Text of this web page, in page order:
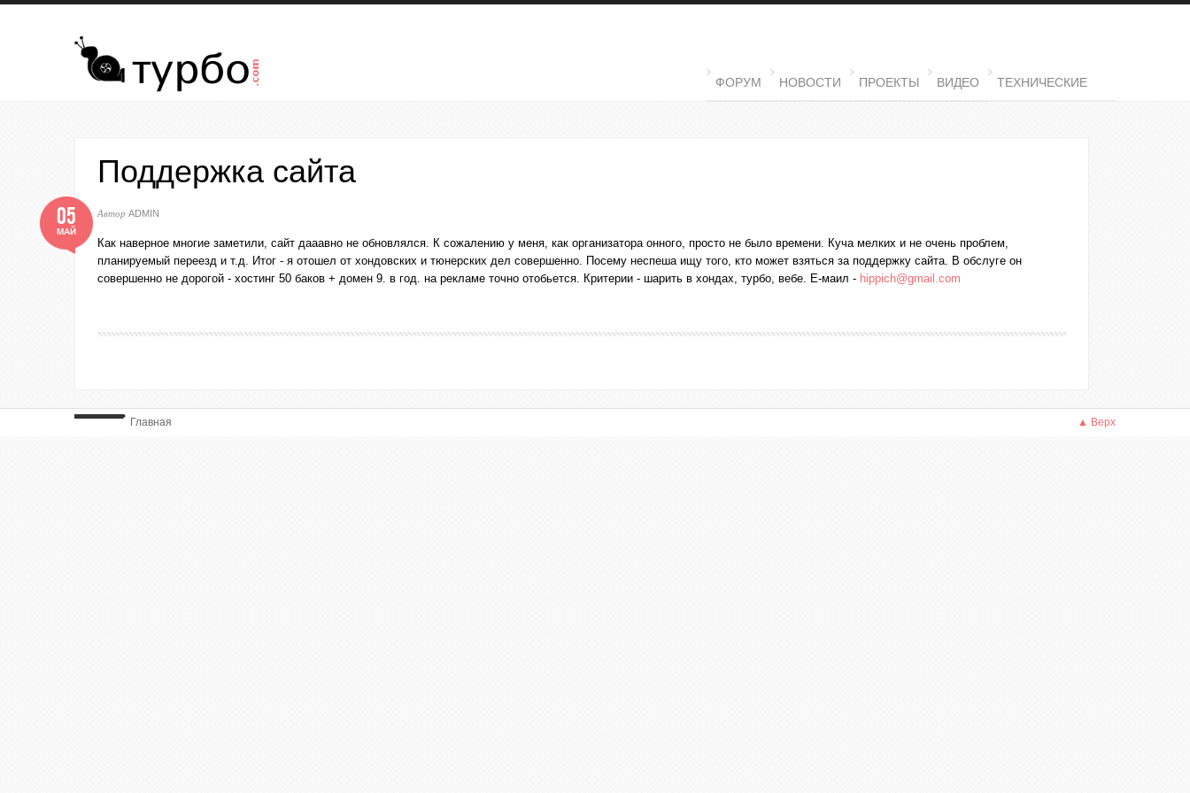
Перейти к основному содержанию
MAIN MENU
ФОРУМ НОВОСТИ ПРОЕКТЫ ВИДЕО ТЕХНИЧЕСКИЕ
Поддержка сайта
Автор ADMIN
05
МАЙ
Как наверное многие заметили, сайт дааавно не обновлялся. К сожалению у меня, как организатора онного, просто не было времени. Куча мелких и не очень проблем,
планируемый переезд и т.д. Итог - я отошел от хондовских и тюнерских дел совершенно. Посему неспеша ищу того, кто может взяться за поддержку сайта. В обслуге он
совершенно не дорогой - хостинг 50 баков + домен 9. в год. на рекламе точно отобьется. Критерии - шарить в хондах, турбо, вебе. Е-маил - hippich@gmail.com
Главная ▲ Верх